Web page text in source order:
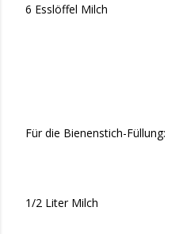
6 Esslöffel Milch
Für die Bienenstich-Füllung:
1/2 Liter Milch